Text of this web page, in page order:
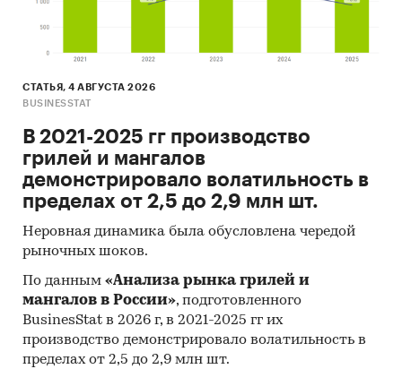
СТАТЬЯ, 4 АВГУСТА 2026
BUSINESSTAT
В 2021-2025 гг производство
грилей и мангалов
демонстрировало волатильность в
пределах от 2,5 до 2,9 млн шт.
Неровная динамика была обусловлена чередой
рыночных шоков.
По данным «Анализа рынка грилей и
мангалов в России», подготовленного
BusinesStat в 2026 г, в 2021-2025 гг их
производство демонстрировало волатильность в
пределах от 2,5 до 2,9 млн шт.